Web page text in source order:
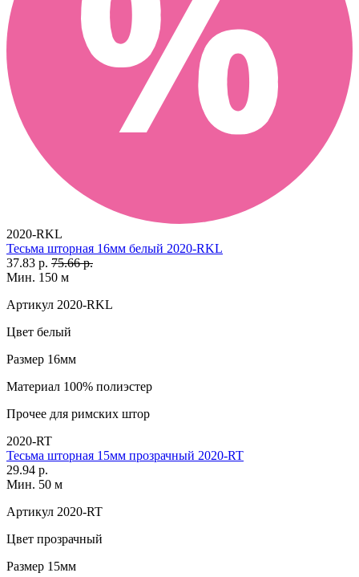
2020-RKL
Тесьма шторная 16мм белый 2020-RKL
37.83 р. 75.66 р.
Мин. 150 м
Артикул 2020-RKL
Цвет белый
Размер 16мм
Материал 100% полиэстер
Прочее для римских штор
2020-RT
Тесьма шторная 15мм прозрачный 2020-RT
29.94 р.
Мин. 50 м
Артикул 2020-RT
Цвет прозрачный
Размер 15мм